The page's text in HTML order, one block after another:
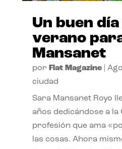
Un buen día
verano
Mansanet
por Flat Magazine|
ciudad
Sara Mansanet Royo
años dedicándose a
profesión que ama
las cosas. Ahora